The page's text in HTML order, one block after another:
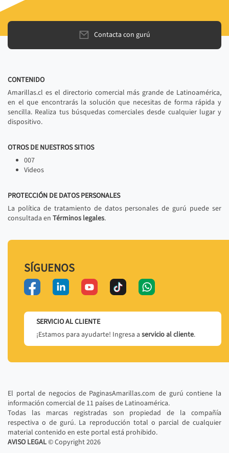
Contacta con gurú
CONTENIDO
Amarillas.cl es el directorio comercial más grande de Latinoamérica,
en el que encontrarás la solución que necesitas de forma rápida y
sencilla. Realiza tus búsquedas comerciales desde cualquier lugar y
dispositivo.
OTROS DE NUESTROS SITIOS
007
Videos
PROTECCIÓN DE DATOS PERSONALES
La política de tratamiento de datos personales de gurú puede ser
consultada en Términos legales.
SÍGUENOS
SERVICIO AL CLIENTE
¡Estamos para ayudarte! Ingresa a servicio al cliente.
El portal de negocios de PaginasAmarillas.com de gurú contiene la
información comercial de 11 países de Latinoamérica.
Todas las marcas registradas son propiedad de la compañía
respectiva o de gurú. La reproducción total o parcial de cualquier
material contenido en este portal está prohibido.
AVISO LEGAL© Copyright2026